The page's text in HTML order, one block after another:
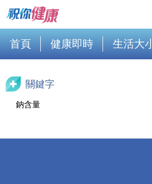
首頁 健康即時 生活大
關鍵字
鈉含量